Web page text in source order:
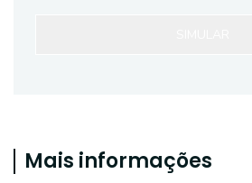
Mais informações